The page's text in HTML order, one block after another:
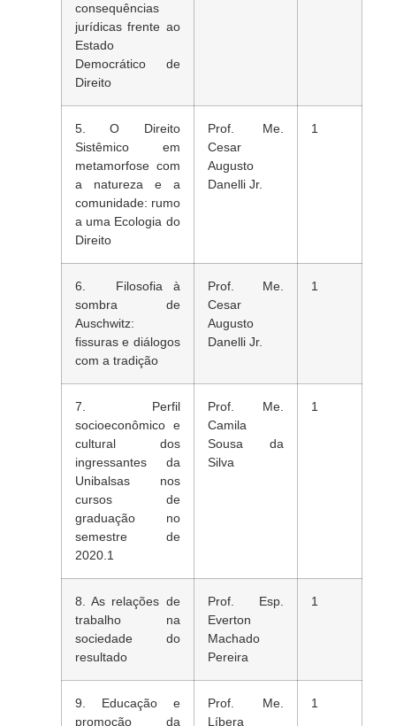
consequências
jurídicas frente ao
Estado
Democrático de
Direito
5. O Direito
Sistêmico em
metamorfose com
a natureza e a
comunidade: rumo
a uma Ecologia do
Direito
Prof. Me.
Cesar
Augusto
Danelli Jr.
1
6. Filosofia à
sombra de
Auschwitz:
fissuras e diálogos
com a tradição
Prof. Me.
Cesar
Augusto
Danelli Jr.
1
7. Perfil
socioeconômico e
cultural dos
ingressantes da
Unibalsas nos
cursos de
graduação no
semestre de
2020.1
Prof. Me.
Camila
Sousa da
Silva
1
8. As relações de
trabalho na
sociedade do
resultado
Prof. Esp.
Everton
Machado
Pereira
1
9. Educação e
promoção da
Prof. Me.
Líbera
1